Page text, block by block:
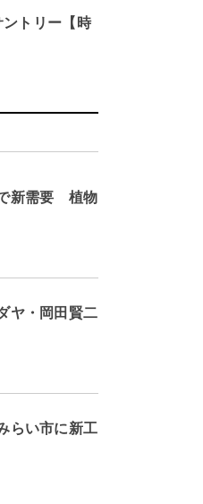
ントリー【時
新需要 植物
ヤ・岡田賢二
らい市に新工